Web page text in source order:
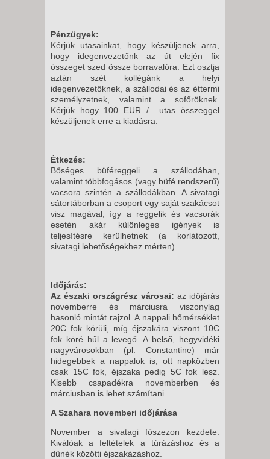
Pénzügyek:
Kérjük utasainkat, hogy készüljenek arra,
hogy idegenvezetőnk az út elején fix
összeget szed össze borravalóra. Ezt osztja
aztán szét kollégánk a helyi
idegenvezetőknek, a szállodai és az éttermi
személyzetnek, valamint a sofőröknek.
Kérjük hogy 100 EUR / utas összeggel
készüljenek erre a kiadásra.
Étkezés:
Bőséges büféreggeli a szállodában,
valamint többfogásos (vagy büfé rendszerű)
vacsora szintén a szállodákban. A sivatagi
sátortáborban a csoport egy saját szakácsot
visz magával, így a reggelik és vacsorák
esetén akár különleges igények is
teljesítésre kerülhetnek (a korlátozott,
sivatagi lehetőségekhez mérten).
Időjárás:
Az északi országrész városai: az időjárás
novemberre és márciusra viszonylag
hasonló mintát rajzol. A nappali hőmérséklet
20C fok körüli, míg éjszakára viszont 10C
fok köré hűl a levegő. A belső, hegyvidéki
nagyvárosokban (pl. Constantine) már
hidegebbek a nappalok is, ott napközben
csak 15C fok, éjszaka pedig 5C fok lesz.
Kisebb csapadékra novemberben és
márciusban is lehet számítani.
A Szahara novemberi időjárása
November a sivatagi főszezon kezdete.
Kiválóak a feltételek a túrázáshoz és a
dűnék közötti éjszakázáshoz.